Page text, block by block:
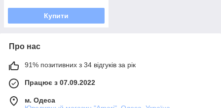
Купити
Про нас
91% позитивних з 34 відгуків за рік
Працює з 07.09.2022
м. Одеса